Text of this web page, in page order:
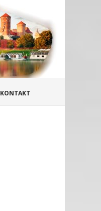
KONTAKT